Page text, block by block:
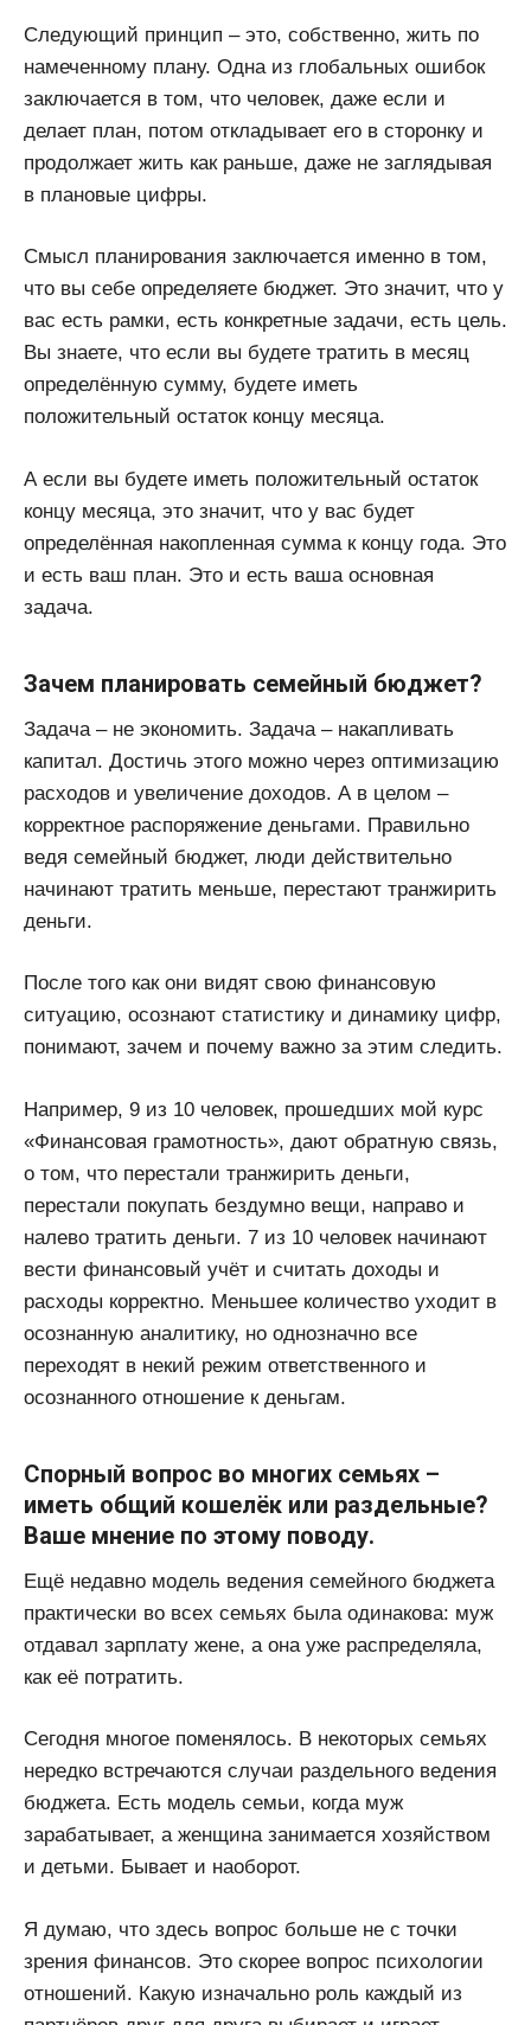
Следующий принцип – это, собственно, жить по
намеченному плану. Одна из глобальных ошибок
заключается в том, что человек, даже если и
делает план, потом откладывает его в сторонку и
продолжает жить как раньше, даже не заглядывая
в плановые цифры.
Смысл планирования заключается именно в том,
что вы себе определяете бюджет. Это значит, что у
вас есть рамки, есть конкретные задачи, есть цель.
Вы знаете, что если вы будете тратить в месяц
определённую сумму, будете иметь
положительный остаток концу месяца.
А если вы будете иметь положительный остаток
концу месяца, это значит, что у вас будет
определённая накопленная сумма к концу года. Это
и есть ваш план. Это и есть ваша основная
задача.
Зачем планировать семейный бюджет?
Задача – не экономить. Задача – накапливать
капитал. Достичь этого можно через оптимизацию
расходов и увеличение доходов. А в целом –
корректное распоряжение деньгами. Правильно
ведя семейный бюджет, люди действительно
начинают тратить меньше, перестают транжирить
деньги.
После того как они видят свою финансовую
ситуацию, осознают статистику и динамику цифр,
понимают, зачем и почему важно за этим следить.
Например, 9 из 10 человек, прошедших мой курс
«Финансовая грамотность», дают обратную связь,
о том, что перестали транжирить деньги,
перестали покупать бездумно вещи, направо и
налево тратить деньги. 7 из 10 человек начинают
вести финансовый учёт и считать доходы и
расходы корректно. Меньшее количество уходит в
осознанную аналитику, но однозначно все
переходят в некий режим ответственного и
осознанного отношение к деньгам.
Спорный вопрос во многих семьях –
иметь общий кошелёк или раздельные?
Ваше мнение по этому поводу.
Ещё недавно модель ведения семейного бюджета
практически во всех семьях была одинакова: муж
отдавал зарплату жене, а она уже распределяла,
как её потратить.
Сегодня многое поменялось. В некоторых семьях
нередко встречаются случаи раздельного ведения
бюджета. Есть модель семьи, когда муж
зарабатывает, а женщина занимается хозяйством
и детьми. Бывает и наоборот.
Я думаю, что здесь вопрос больше не с точки
зрения финансов. Это скорее вопрос психологии
отношений. Какую изначально роль каждый из